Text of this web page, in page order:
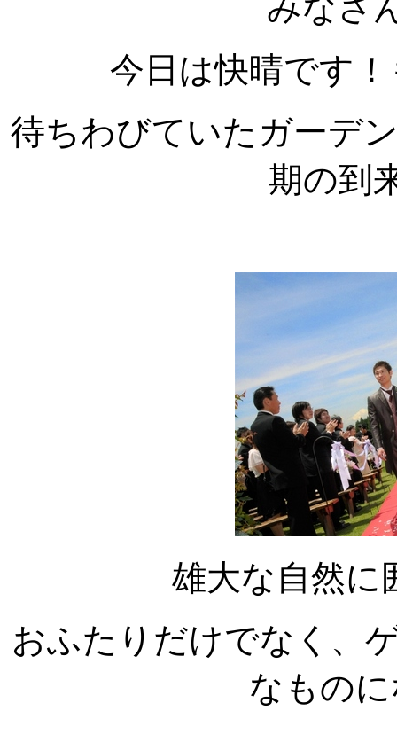
みなさ
今日は快晴です
待ちわびていたガーデ
期の到
雄大な自然に
おふたりだけでなく、
なもの